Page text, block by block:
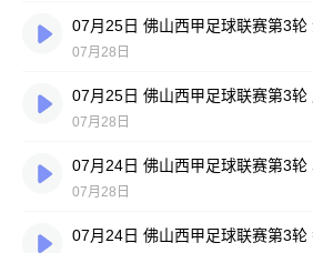
07月28日
07月28日
07月28日